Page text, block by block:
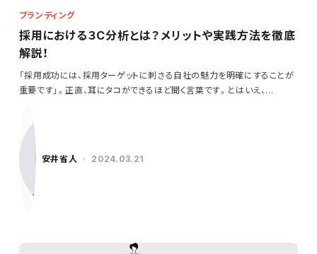
ブランディング
採用における３C分析とは？メリットや実践方法を徹底
解説！
「採用成功には、採用ターゲットに刺さる自社の魅力を明確にすることが
重要です」。正直、耳にタコができるほど聞く言葉です。とはいえ、…
安井省人 2024.03.21